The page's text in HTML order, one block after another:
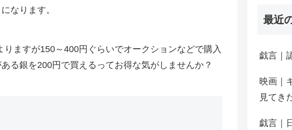
なります。
ますが150～400円ぐらいでオークションなどで購入
る銀を200円で買えるってお得な気がしませんか？
最近
戯言｜
映画｜
見てき
戯言｜